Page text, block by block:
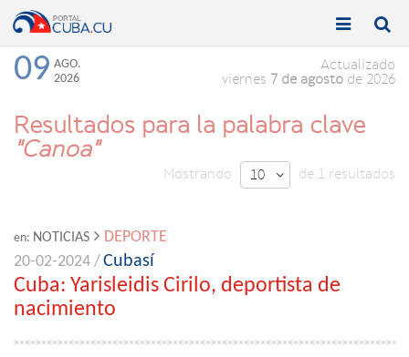
Toggle

Toggle

09 AGO.
2026
Actualizado
viernes 7 de agosto de 2026
Resultados para la palabra clave
"Canoa"
Mostrando 10  de 1 resultados
en: NOTICIAS
DEPORTE
20-02-2024 /Cubasí
Cuba: Yarisleidis Cirilo, deportista de
nacimiento